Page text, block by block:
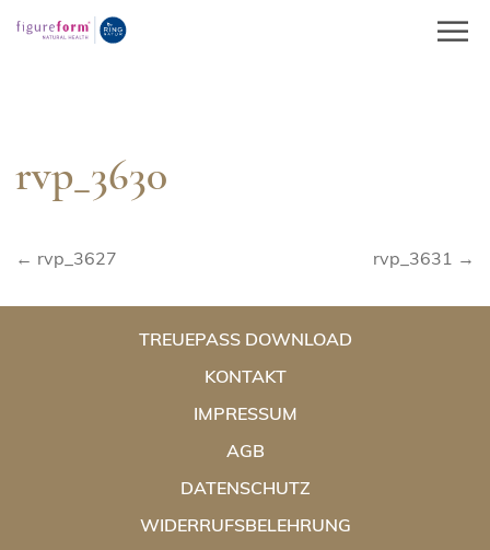
zum
rvp_3630
Beitragsnavigation
← rvp_3627 rvp_3631 →
TREUEPASS DOWNLOAD
KONTAKT
IMPRESSUM
AGB
DATENSCHUTZ
WIDERRUFSBELEHRUNG